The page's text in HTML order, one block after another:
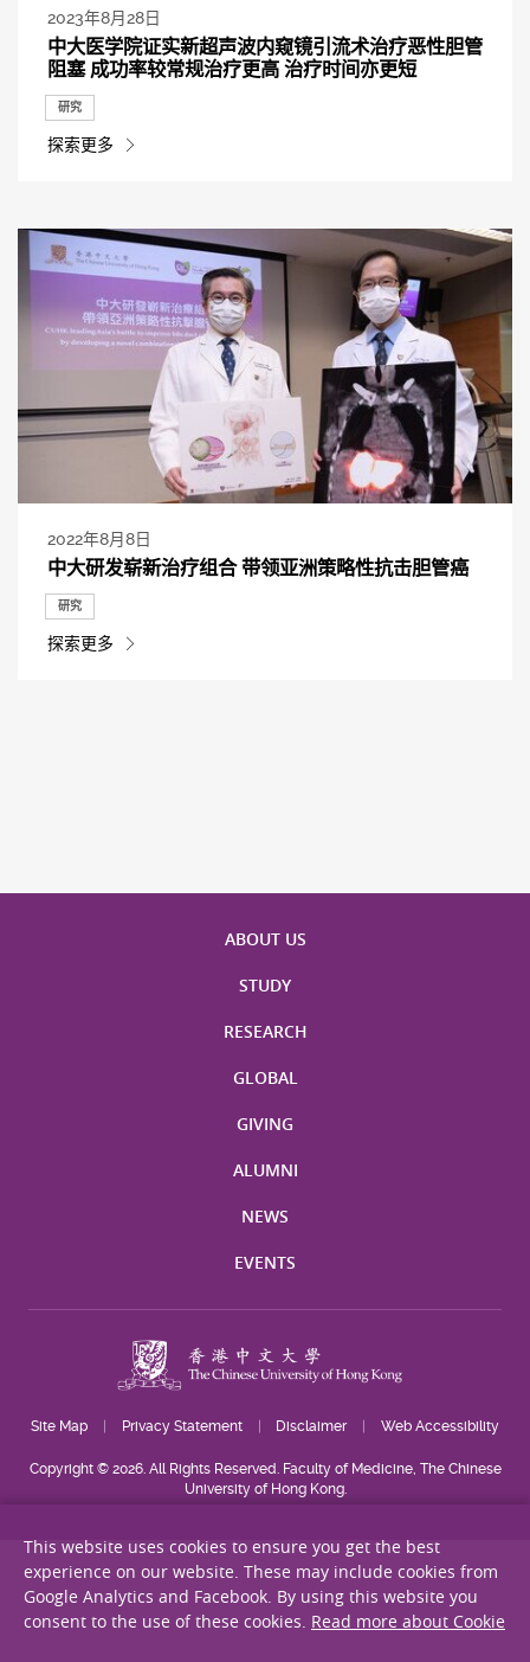
2023年8月28日
中大医学院证实新超声波内窥镜引流术治疗恶性胆管
阻塞 成功率较常规治疗更高 治疗时间亦更短
研究
探索更多
2022年8月8日
中大研发崭新治疗组合 带领亚洲策略性抗击胆管癌
研究
探索更多
ABOUT US
STUDY
RESEARCH
GLOBAL
GIVING
ALUMNI
NEWS
EVENTS
Site Map Privacy Statement Disclaimer Web Accessibility
Copyright © 2026. All Rights Reserved. Faculty of Medicine, The Chinese
University of Hong Kong.
This website uses cookies to ensure you get the best
experience on our website. These may include cookies from
Google Analytics and Facebook. By using this website you
consent to the use of these cookies. Read more about Cookie